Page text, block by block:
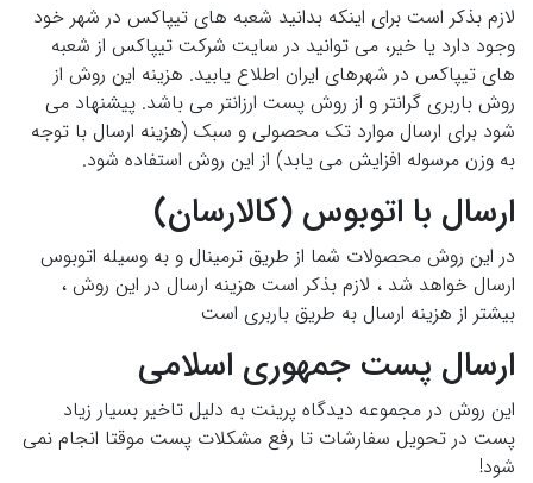
لازم بذکر است برای اینکه بدانید شعبه های تیپاکس در شهر خود
وجود دارد یا خیر، می توانید در سایت شرکت تیپاکس از شعبه
های تیپاکس در شهرهای ایران اطلاع یابید. هزینه این روش از
روش باربری گرانتر و از روش پست ارزانتر می باشد. پیشنهاد می
شود برای ارسال موارد تک محصولی و سبک (هزینه ارسال با توجه
به وزن مرسوله افزایش می یابد) از این روش استفاده شود.
ارسال با اتوبوس (کالارسان)
در این روش محصولات شما از طریق ترمینال و به وسیله اتوبوس
ارسال خواهد شد ، لازم بذکر است هزینه ارسال در این روش ،
بیشتر از هزینه ارسال به طریق باربری است
ارسال پست جمهوری اسلامی
این روش در مجموعه دیدگاه پرینت به دلیل تاخیر بسیار زیاد
پست در تحویل سفارشات تا رفع مشکلات پست موقتا انجام نمی
شود!